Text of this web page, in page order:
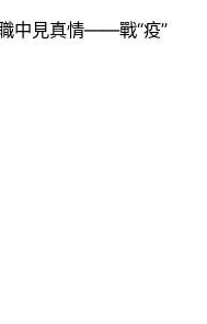
中見真情——戰“疫”